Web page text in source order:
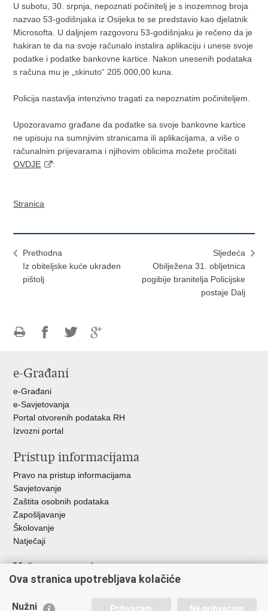
U subotu, 30. srpnja, nepoznati počinitelj je s inozemnog broja
nazvao 53-godišnjaka iz Osijeka te se predstavio kao djelatnik
Microsofta. U daljnjem razgovoru 53-godišnjaku je rečeno da je
hakiran te da na svoje računalo instalira aplikaciju i unese svoje
podatke i podatke bankovne kartice. Nakon unesenih podataka
s računa mu je „skinuto“ 205.000,00 kuna.
Policija nastavlja intenzivno tragati za nepoznatim počiniteljem.
Upozoravamo građane da podatke sa svoje bankovne kartice
ne upisuju na sumnjivim stranicama ili aplikacijama, a više o
računalnim prijevarama i njihovim oblicima možete pročitati
OVDJE
:
Stranica
Prethodna
Iz obiteljske kuće ukraden
pištolj
Sljedeća
Obilježena 31. obljetnica
pogibije branitelja Policijske
postaje Dalj
FacebookuTwitteru
e-Građani
e-Građani
e-Savjetovanja
Portal otvorenih podataka RH
Izvozni portal
Pristup informacijama
Pravo na pristup informacijama
Savjetovanje
Zaštita osobnih podataka
Zapošljavanje
Školovanje
Natječaji
Važne poveznice
Ministarstvo unutarnjih poslova
Ova stranica upotrebljava kolačiće
Nužni Prihvaćam Ne prihvaćam